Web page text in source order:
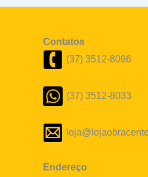
Contatos
(37) 3512-8096
(37) 3512-8033
Endereço